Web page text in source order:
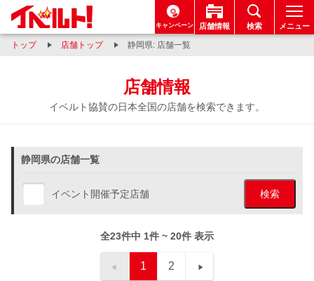
キャンペーン 店舗情報 検索 メニュー
トップ 店舗トップ 静岡県: 店舗一覧
店舗情報
イベルト協賛の日本全国の店舗を検索できます。
静岡県の店舗一覧
イベント開催予定店舗 検索
全23件中 1件 ~ 20件 表示
1 2